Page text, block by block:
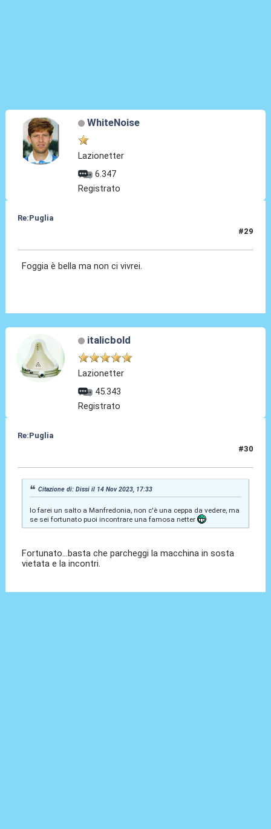
WhiteNoise
Lazionetter
6.347
Registrato
Re:Puglia
#29
Foggia è bella ma non ci vivrei.
italicbold
Lazionetter
45.343
Registrato
Re:Puglia
#30
Citazione di: Dissi il 14 Nov 2023, 17:33
Io farei un salto a Manfredonia, non c'è una ceppa da vedere, ma
se sei fortunato puoi incontrare una famosa netter
Fortunato...basta che parcheggi la macchina in sosta
vietata e la incontri.